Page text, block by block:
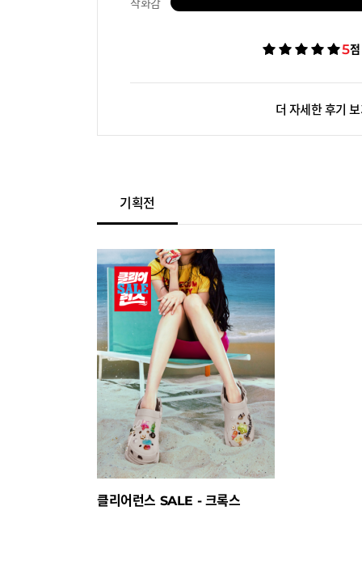
5점
더 자세한 후기
기획전
클리어런스 SALE - 크록스